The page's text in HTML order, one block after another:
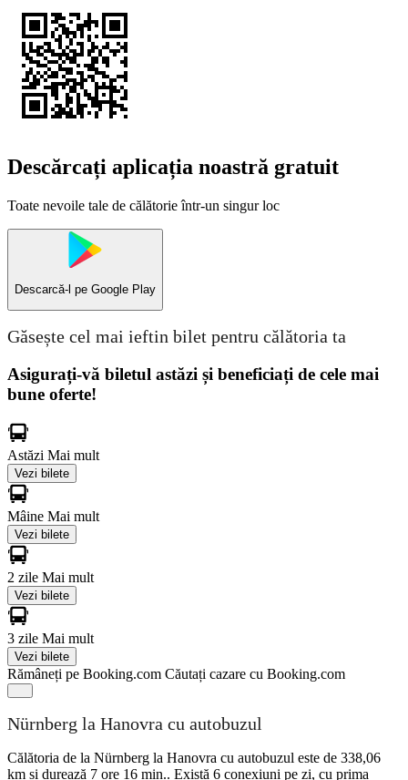
Descărcați aplicația noastră gratuit
Toate nevoile tale de călătorie într-un singur loc
Descarcă-l pe Google Play
Găsește cel mai ieftin bilet pentru călătoria ta
Asigurați-vă biletul astăzi și beneficiați de cele mai
bune oferte!
Astăzi Mai mult
Vezi bilete
Mâine Mai mult
Vezi bilete
2 zile Mai mult
Vezi bilete
3 zile Mai mult
Vezi bilete
Rămâneți pe Booking.com Căutați cazare cu Booking.com
Nürnberg la Hanovra cu autobuzul
Călătoria de la Nürnberg la Hanovra cu autobuzul este de 338,06
km și durează 7 ore 16 min.. Există 6 conexiuni pe zi, cu prima